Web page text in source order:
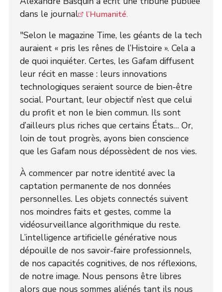
dans le journal
l’Humanité.
"Selon le magazine Time, les géants de la tech
auraient « pris les rênes de l’Histoire ». Cela a
de quoi inquiéter. Certes, les Gafam diffusent
leur récit en masse : leurs innovations
technologiques seraient source de bien-être
social. Pourtant, leur objectif n’est que celui
du profit et non le bien commun. Ils sont
d’ailleurs plus riches que certains États… Or,
loin de tout progrès, ayons bien conscience
que les Gafam nous dépossèdent de nos vies.
À commencer par notre identité avec la
captation permanente de nos données
personnelles. Les objets connectés suivent
nos moindres faits et gestes, comme la
vidéosurveillance algorithmique du reste.
L’intelligence artificielle générative nous
dépouille de nos savoir-faire professionnels,
de nos capacités cognitives, de nos réflexions,
de notre image. Nous pensons être libres
alors que nous sommes aliénés tant ils nous